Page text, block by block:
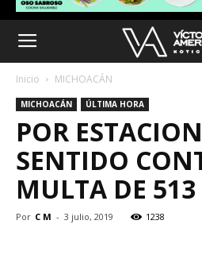
Inicio MICHOACÁN
MICHOACÁN ÚLTIMA HORA
POR
SENTIDO
MULTA DE 513
Por C M - 3 julio, 2019 1238